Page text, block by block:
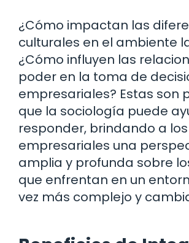
¿Cómo impactan las
culturales en el ambiente
¿Cómo influyen las
poder en la toma de
empresariales? Estas son
que la sociología puede
responder, brindando a
empresariales una
amplia y profunda sobre
que enfrentan en un
vez más complejo y